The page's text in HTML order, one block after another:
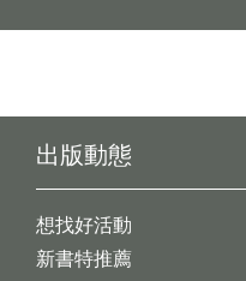
出版動態
想找好活動
新書特推薦